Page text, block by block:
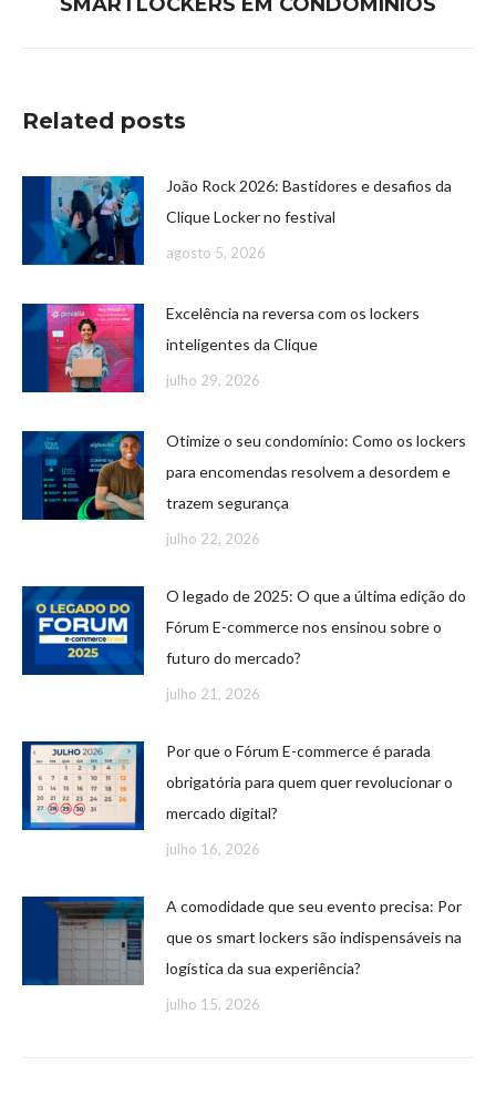
Related posts
João Rock 2026: Bastidores e desafios da
Clique Locker no festival
agosto 5, 2026
Excelência na reversa com os lockers
inteligentes da Clique
julho 29, 2026
Otimize o seu condomínio: Como os lockers
para encomendas resolvem a desordem e
trazem segurança
julho 22, 2026
O legado de 2025: O que a última edição do
Fórum E-commerce nos ensinou sobre o
futuro do mercado?
julho 21, 2026
Por que o Fórum E-commerce é parada
obrigatória para quem quer revolucionar o
mercado digital?
julho 16, 2026
A comodidade que seu evento precisa: Por
que os smart lockers são indispensáveis na
logística da sua experiência?
julho 15, 2026